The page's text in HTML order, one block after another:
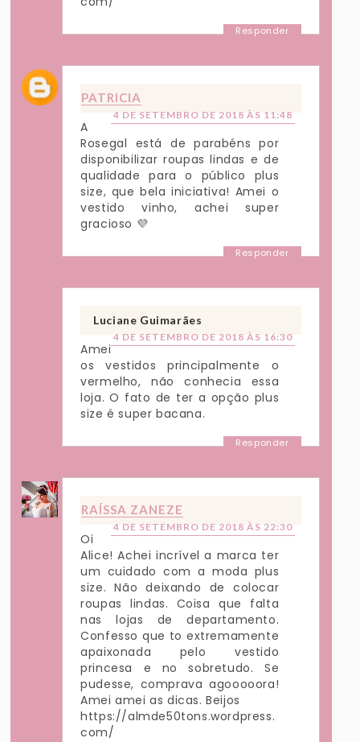
Responder
PATRICIA
4 DE SETEMBRO DE 2018 ÀS 11:48
A
Rosegal está de parabéns por
disponibilizar roupas lindas e de
qualidade para o público plus
size, que bela iniciativa! Amei o
vestido vinho, achei super
gracioso 💜
Responder
Luciane Guimarães
4 DE SETEMBRO DE 2018 ÀS 16:30
Amei
os vestidos principalmente o
vermelho, não conhecia essa
loja. O fato de ter a opção plus
size é super bacana.
Responder
RAÍSSA ZANEZE
4 DE SETEMBRO DE 2018 ÀS 22:30
Oi
Alice! Achei incrível a marca ter
um cuidado com a moda plus
size. Não deixando de colocar
roupas lindas. Coisa que falta
nas lojas de departamento.
Confesso que to extremamente
apaixonada pelo vestido
princesa e no sobretudo. Se
pudesse, comprava agooooora!
Amei amei as dicas. Beijos
https://almde50tons.wordpress.
com/